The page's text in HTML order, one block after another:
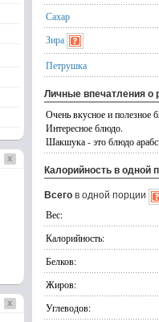
Сахар
Зира
Петрушка
Личные впечатления о
Очень вкусное и полезное
Интересное блюдо.
Шакшука - это блюдо
Калорийность в одной
Всего в одной порции
Вес:
Калорийность:
Белков:
Жиров:
Углеводов: